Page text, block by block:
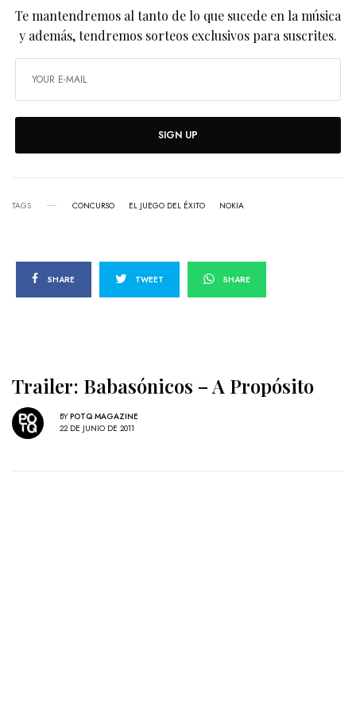
Te mantendremos al tanto de lo que sucede en la música
y además, tendremos sorteos exclusivos para suscrites.
SIGN UP
TAGS CONCURSO EL JUEGO DEL ÉXITO NOKIA
SHARE TWEET SHARE
Trailer: Babasónicos – A Propósito
BY POTQ MAGAZINE
22 DE JUNIO DE 2011